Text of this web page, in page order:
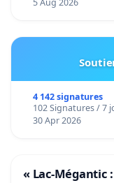
5 Aug 2026
4 142 signatures
102 Signatures / 7
30 Apr 2026
« Lac-Mégantic